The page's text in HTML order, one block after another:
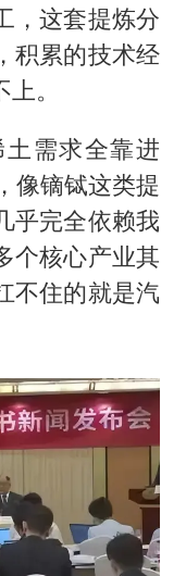
，这套提炼分
积累的技术经
。
需求全靠进
像镝铽这类提
乎完全依赖我
个核心产业其
不住的就是汽